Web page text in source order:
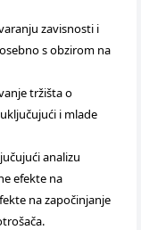
zavisnosti i
s obzirom na
tržišta o
i mlade
analizu
efekte na
na započinjanje